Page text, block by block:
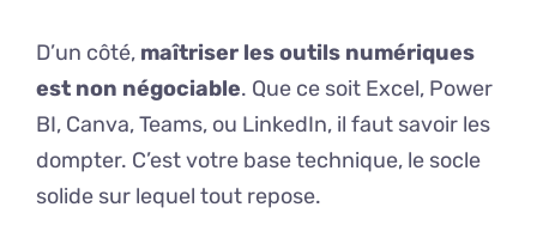
D’un côté, maîtriser les outils numériques
est non négociable. Que ce soit Excel, Power
BI, Canva, Teams, ou LinkedIn, il faut savoir les
dompter. C’est votre base technique, le socle
solide sur lequel tout repose.